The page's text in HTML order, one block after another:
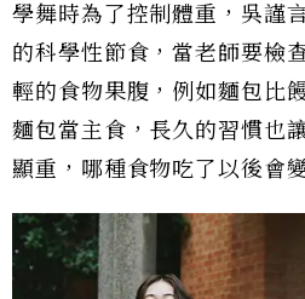
學舞時為了控制體重，吳謹
的科學性節食，當老師要檢
輕的食物果腹，例如麵包比
麵包當主食，長久的習慣也
顯重，哪種食物吃了以後會